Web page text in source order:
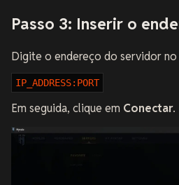
Passo 3: Inserir o
Digite o endereço do servidor
IP_ADDRESS:PORT
Em seguida, clique em Conectar.